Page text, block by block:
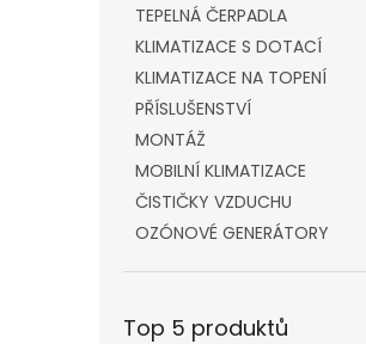
TEPELNÁ ČERPADLA
KLIMATIZACE S DOTACÍ
KLIMATIZACE NA TOPENÍ
PŘÍSLUŠENSTVÍ
MONTÁŽ
MOBILNÍ KLIMATIZACE
ČISTIČKY VZDUCHU
OZÓNOVÉ GENERÁTORY
Top 5 produktů